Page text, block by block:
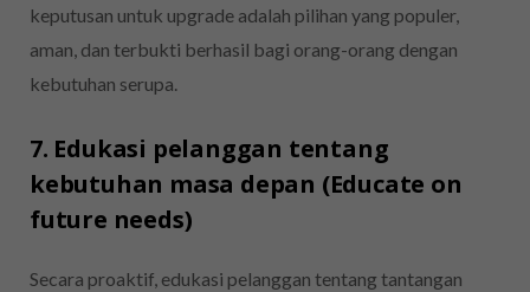
keputusan untuk upgrade adalah pilihan yang populer,
aman, dan terbukti berhasil bagi orang-orang dengan
kebutuhan serupa.
7. Edukasi pelanggan tentang
kebutuhan masa depan (Educate on
future needs)
Secara proaktif, edukasi pelanggan tentang tantangan